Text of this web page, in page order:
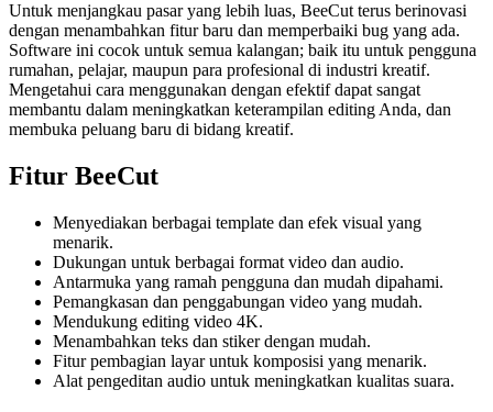
Untuk menjangkau pasar yang lebih luas, BeeCut terus berinovasi
dengan menambahkan fitur baru dan memperbaiki bug yang ada.
Software ini cocok untuk semua kalangan; baik itu untuk pengguna
rumahan, pelajar, maupun para profesional di industri kreatif.
Mengetahui cara menggunakan dengan efektif dapat sangat
membantu dalam meningkatkan keterampilan editing Anda, dan
membuka peluang baru di bidang kreatif.
Fitur BeeCut
Menyediakan berbagai template dan efek visual yang
menarik.
Dukungan untuk berbagai format video dan audio.
Antarmuka yang ramah pengguna dan mudah dipahami.
Pemangkasan dan penggabungan video yang mudah.
Mendukung editing video 4K.
Menambahkan teks dan stiker dengan mudah.
Fitur pembagian layar untuk komposisi yang menarik.
Alat pengeditan audio untuk meningkatkan kualitas suara.